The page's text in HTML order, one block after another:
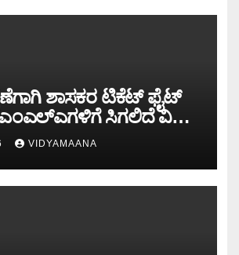
ಶಾಸಕರ ಟಿಕೆಟ್ ಫೈಟ್‌
ಎಂಎಲ್‌ಎಗಳಿಗೆ ಸಿಗಲಿದೆ ವಿಐಪಿ
VIDYAMAANA